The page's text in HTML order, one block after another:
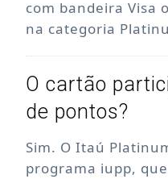
com bandeira Visa
na categoria
O cartão
de pontos?
Sim. O Itaú
programa iupp,